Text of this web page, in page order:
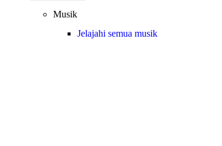
Musik
Jelajahi semua musik